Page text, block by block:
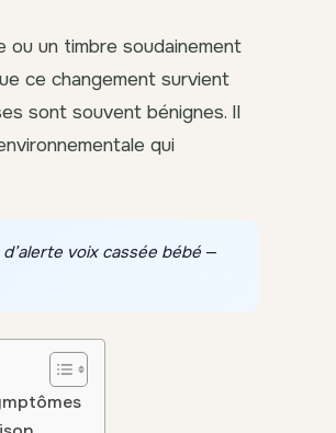
ou un timbre soudainement
ce changement survient
sont souvent bénignes. Il
qui
voix cassée bébé —